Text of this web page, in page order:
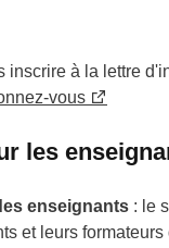
inscrire à la lettre
vous
les
enseignants : le
et leurs formateurs